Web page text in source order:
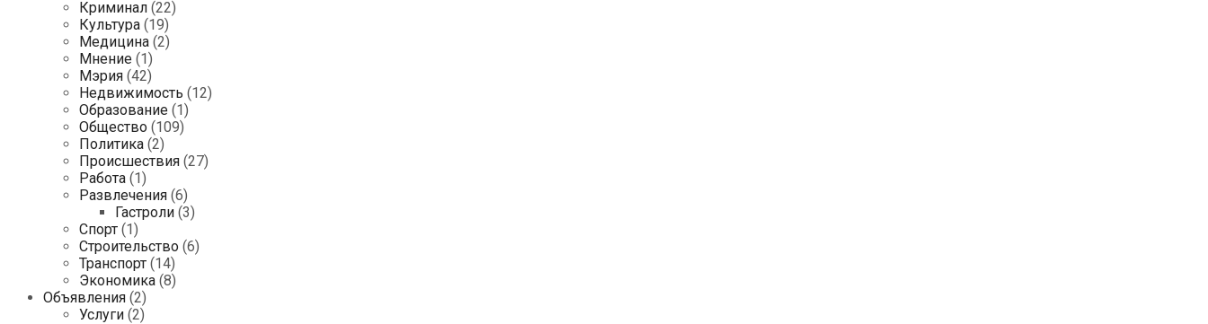
Криминал (22)
Культура (19)
Медицина (2)
Мнение (1)
Мэрия (42)
Недвижимость (12)
Образование (1)
Общество (109)
Политика (2)
Происшествия (27)
Работа (1)
Развлечения (6)
Гастроли (3)
Спорт (1)
Строительство (6)
Транспорт (14)
Экономика (8)
Объявления (2)
Услуги (2)